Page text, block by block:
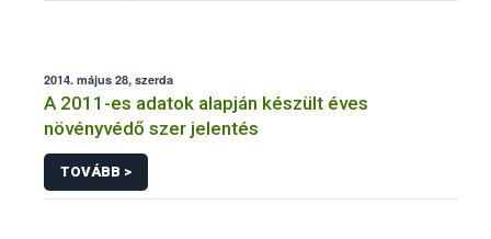
2014. május 28, szerda
A 2011-es adatok alapján készült éves
növényvédő szer jelentés
TOVÁBB >